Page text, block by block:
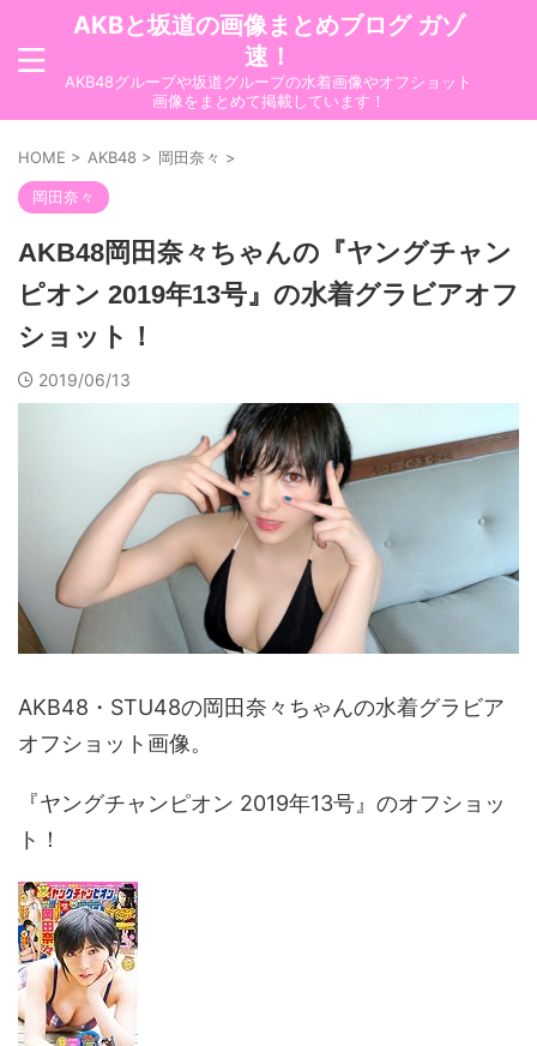
AKBと坂道の画像まとめブログ ガゾ
速！
AKB48グループや坂道グループの水着画像やオフショット
画像をまとめて掲載しています！
HOME > AKB48 > 岡田奈々 >
岡田奈々
AKB48岡田奈々ちゃんの『ヤングチャン
ピオン 2019年13号』の水着グラビアオフ
ショット！
2019/06/13
AKB48・STU48の岡田奈々ちゃんの水着グラビア
オフショット画像。
『ヤングチャンピオン 2019年13号』のオフショッ
ト！